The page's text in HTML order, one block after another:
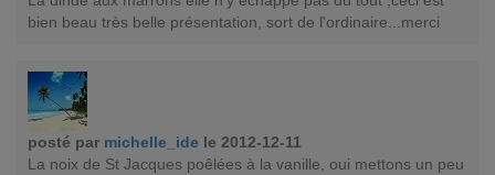
bien beau très belle présentation, sort de l'ordinaire...merci
posté par michelle_ide le 2012-12-11
La noix de St Jacques poêlées à la vanille, oui mettons un peu